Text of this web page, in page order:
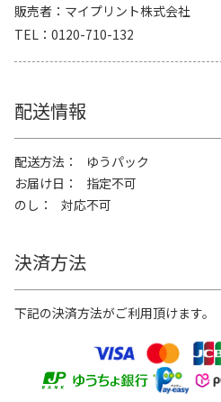
販売者
マイプリント株式会社
TEL
0120-710-132
配送情報
配送方法
ゆうパック
お届け日
指定不可
のし
対応不可
決済方法
下記の決済方法がご利用頂けます。